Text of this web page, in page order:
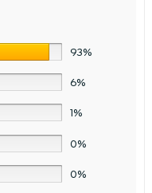
93%
6%
1%
0%
0%